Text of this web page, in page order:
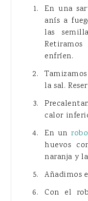
En una
anís a
las
enfríen.
la sal.
calor
En un
huevos
naranja y
Añadimos
Con el